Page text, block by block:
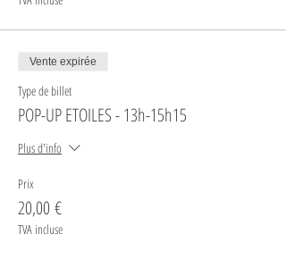
Vente expirée
Type de billet
POP-UP ETOILES - 13h-15h15
Plus d'info
Prix
20,00 €
TVA incluse